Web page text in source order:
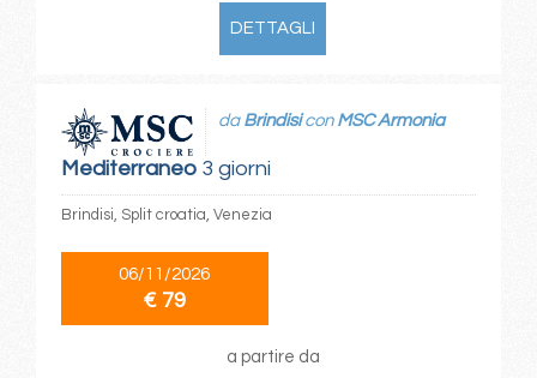
DETTAGLI
Mediterraneo3 giorni
da Brindisicon MSC Armonia
Brindisi, Split croatia, Venezia
06/11/2026
€ 79
a partire da